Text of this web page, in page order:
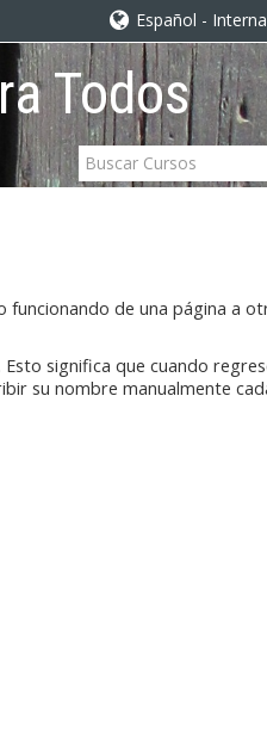
Español -
Todos
de una página a
significa que cuando
su nombre manualmente